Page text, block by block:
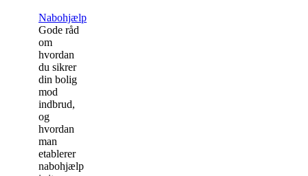
Nabohjælp
Gode råd
om
hvordan
du sikrer
din bolig
mod
indbrud,
og
hvordan
man
etablerer
nabohjælp